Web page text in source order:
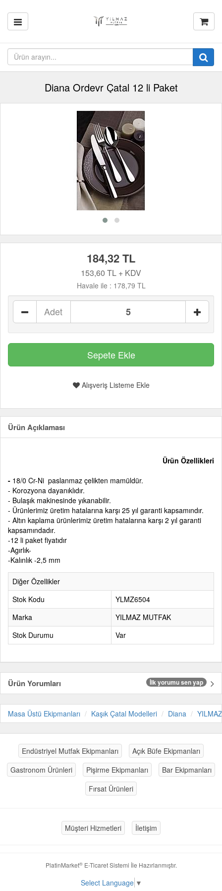
Diana Ordevr Çatal 12 li Paket
184,32 TL
153,60 TL + KDV
Havale ile : 178,79 TL
Adet
Alışveriş Listeme Ekle
Ürün Açıklaması
Ürün Özellikleri
- 18/0 Cr-Ni paslanmaz çelikten mamüldür.
- Korozyona dayanıklıdır.
- Bulaşık makinesinde yıkanabilir.
- Ürünlerimiz üretim hatalarına karşı 25 yıl garanti kapsamındır.
- Altın kaplama ürünlerimiz üretim hatalarına karşı 2 yıl garanti
kapsamındadır.
-12 li paket fiyatıdır
-Agırlık-
-Kalınlık -2,5 mm
Diğer Özellikler
Stok Kodu
YLMZ6504
Marka
YILMAZ MUTFAK
Stok Durumu
Var
Ürün Yorumları İlk yorumu sen yap
Masa Üstü Ekipmanları Kaşık Çatal Modelleri Diana
Endüstriyel Mutfak Ekipmanları
Açık Büfe Ekipmanları
Gastronom Ürünleri
Pişirme Ekipmanları
Bar Ekipmanları
Fırsat Ürünleri
Müşteri Hizmetleri İletişim
PlatinMarket®E-Ticaret Sistemi İle Hazırlanmıştır.
Select Language ▼